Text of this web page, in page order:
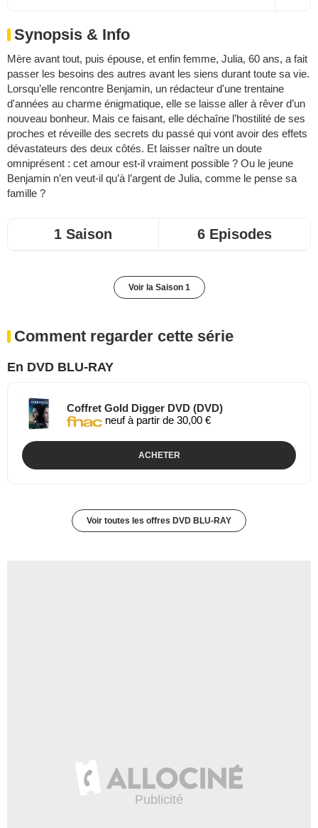
Synopsis & Info
Mère avant tout, puis épouse, et enfin femme, Julia, 60 ans, a fait
passer les besoins des autres avant les siens durant toute sa vie.
Lorsqu’elle rencontre Benjamin, un rédacteur d'une trentaine
d'années au charme énigmatique, elle se laisse aller à rêver d’un
nouveau bonheur. Mais ce faisant, elle déchaîne l’hostilité de ses
proches et réveille des secrets du passé qui vont avoir des effets
dévastateurs des deux côtés. Et laisser naître un doute
omniprésent : cet amour est-il vraiment possible ? Ou le jeune
Benjamin n’en veut-il qu’à l’argent de Julia, comme le pense sa
famille ?
1 Saison 6 Episodes
Voir la Saison 1
Comment regarder cette série
En DVD BLU-RAY
Coffret Gold Digger DVD (DVD)
neuf à partir de 30,00 €
ACHETER
Voir toutes les offres DVD BLU-RAY